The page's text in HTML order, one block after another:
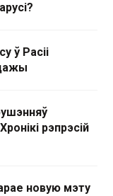
ў Расіі
рэпрэсій
новую мэту